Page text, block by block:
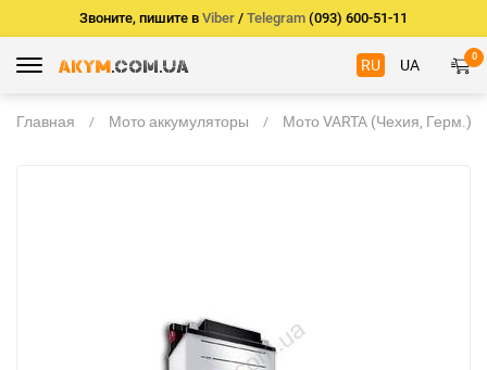
Звоните, пишите в Viber / Telegram (093) 600-51-11
RU UA 0
Главная Мото аккумуляторы Мото VARTA (Чехия, Герм.)